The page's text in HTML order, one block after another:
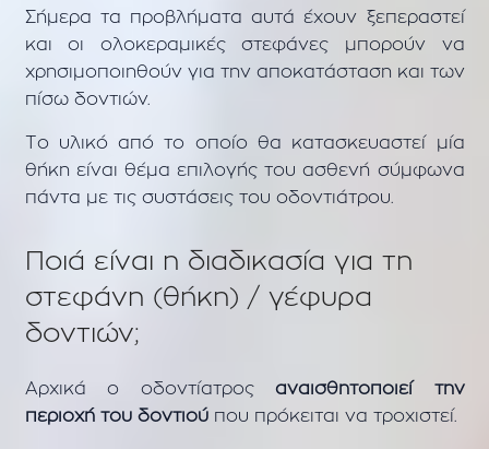
Σήμερα τα προβλήματα αυτά έχουν ξεπεραστεί
και οι ολοκεραμικές στεφάνες μπορούν να
χρησιμοποιηθούν για την αποκατάσταση και των
πίσω δοντιών.
Το υλικό από το οποίο θα κατασκευαστεί μία
θήκη είναι θέμα επιλογής του ασθενή σύμφωνα
πάντα με τις συστάσεις του οδοντιάτρου.
Ποιά είναι η διαδικασία για τη
στεφάνη (θήκη) / γέφυρα
δοντιών;
Αρχικά ο οδοντίατρος αναισθητοποιεί την
περιοχή του δοντιούπου πρόκειται να τροχιστεί.